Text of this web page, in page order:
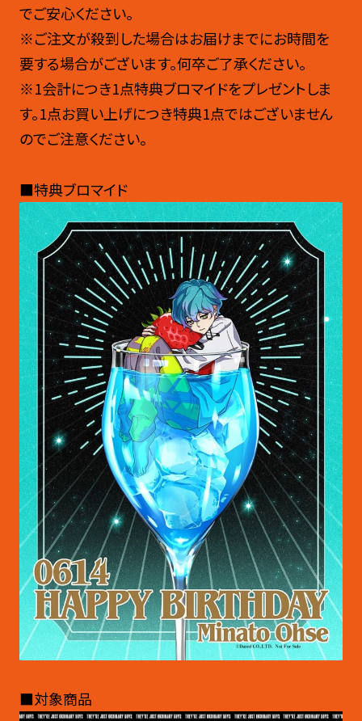
でご安心ください。
※ご注文が殺到した場合はお届けまでにお時間を
要する場合がございます。何卒ご了承ください。
※1会計につき1点特典ブロマイドをプレゼントしま
す。1点お買い上げにつき特典1点ではございません
のでご注意ください。
■特典ブロマイド
■対象商品